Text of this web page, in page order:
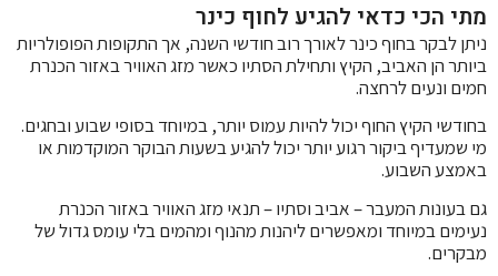
מתי הכי כדאי להגיע לחוף כינר
ניתן לבקר בחוף כינר לאורך רוב חודשי השנה, אך התקופות הפופולריות
ביותר הן האביב, הקיץ ותחילת הסתיו כאשר מזג האוויר באזור הכנרת
חמים ונעים לרחצה.
בחודשי הקיץ החוף יכול להיות עמוס יותר, במיוחד בסופי שבוע ובחגים.
מי שמעדיף ביקור רגוע יותר יכול להגיע בשעות הבוקר המוקדמות או
באמצע השבוע.
גם בעונות המעבר – אביב וסתיו – תנאי מזג האוויר באזור הכנרת
נעימים במיוחד ומאפשרים ליהנות מהנוף ומהמים בלי עומס גדול של
מבקרים.